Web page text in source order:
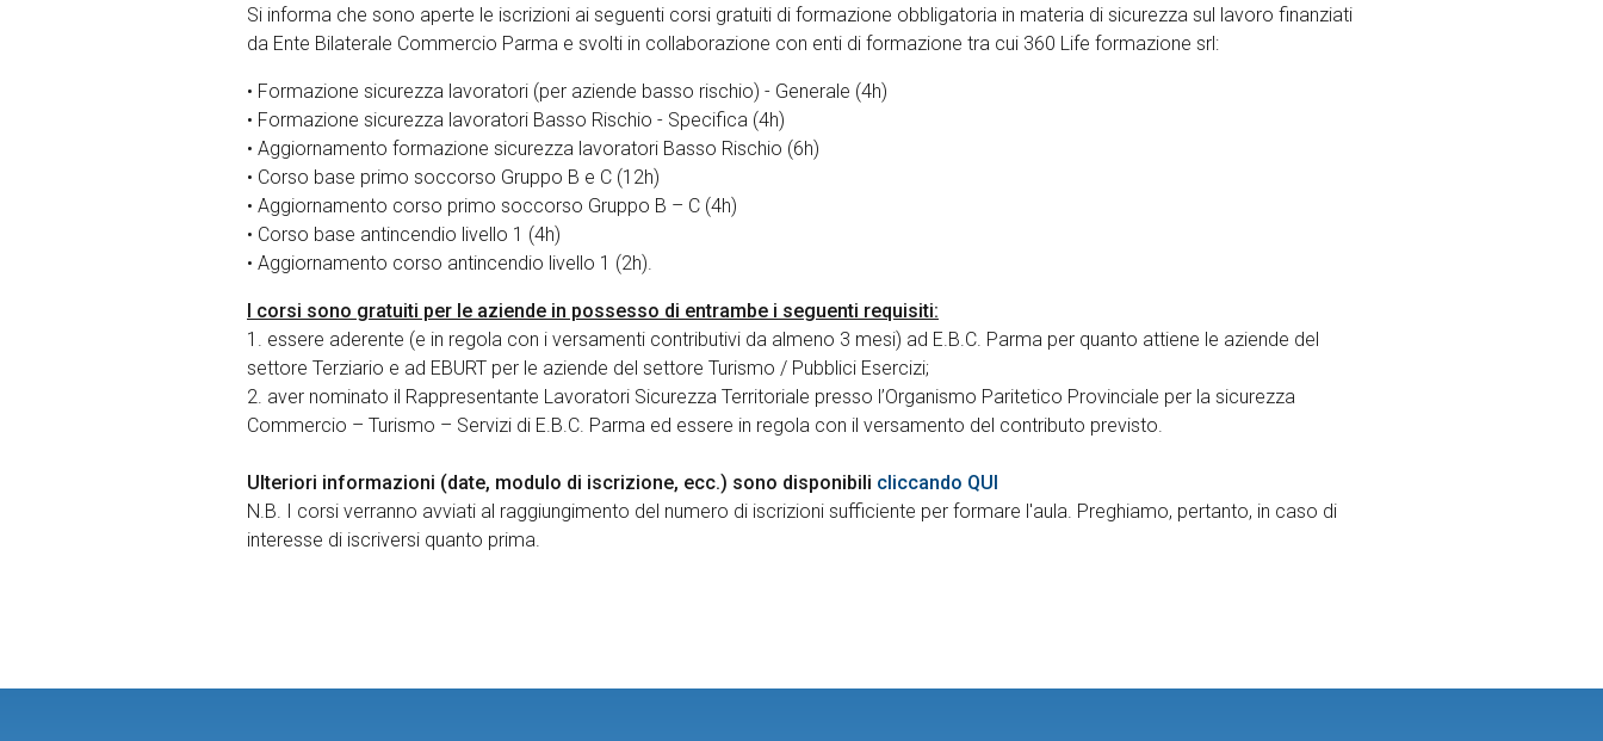
Si informa che sono aperte le iscrizioni ai seguenti corsi gratuiti di formazione obbligatoria in materia di sicurezza sul lavoro finanziati
da Ente Bilaterale Commercio Parma e svolti in collaborazione con enti di formazione tra cui 360 Life formazione srl:
• Formazione sicurezza lavoratori (per aziende basso rischio) - Generale (4h)
• Formazione sicurezza lavoratori Basso Rischio - Specifica (4h)
• Aggiornamento formazione sicurezza lavoratori Basso Rischio (6h)
• Corso base primo soccorso Gruppo B e C (12h)
• Aggiornamento corso primo soccorso Gruppo B – C (4h)
• Corso base antincendio livello 1 (4h)
• Aggiornamento corso antincendio livello 1 (2h).
I corsi sono gratuiti per le aziende in possesso di entrambe i seguenti requisiti:
1. essere aderente (e in regola con i versamenti contributivi da almeno 3 mesi) ad E.B.C. Parma per quanto attiene le aziende del
settore Terziario e ad EBURT per le aziende del settore Turismo / Pubblici Esercizi;
2. aver nominato il Rappresentante Lavoratori Sicurezza Territoriale presso l’Organismo Paritetico Provinciale per la sicurezza
Commercio – Turismo – Servizi di E.B.C. Parma ed essere in regola con il versamento del contributo previsto.
Ulteriori informazioni (date, modulo di iscrizione, ecc.) sono disponibili cliccando QUI
N.B. I corsi verranno avviati al raggiungimento del numero di iscrizioni sufficiente per formare l'aula. Preghiamo, pertanto, in caso di
interesse di iscriversi quanto prima.